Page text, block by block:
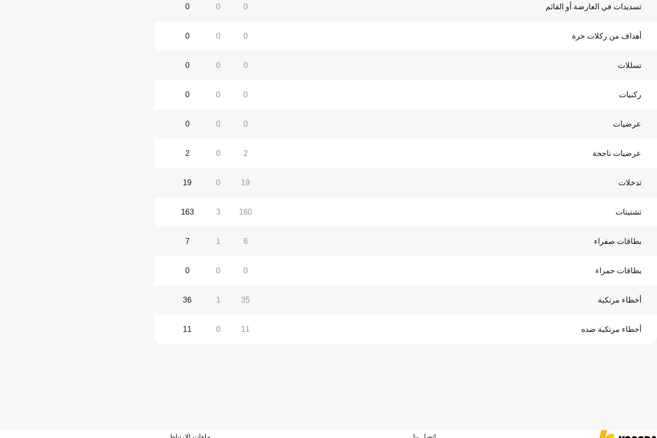
تسديدات في العارضة أو القائم 0
0
0
أهداف من ركلات حرة 0
0
0
تسللات 0
0
0
ركنيات 0
0
0
عرضيات 0
0
0
عرضيات ناجحة 2
0
2
تدخلات 19
0
19
تشتيتات 160
3
163
بطاقات صفراء 6
1
7
بطاقات حمراء 0
0
0
أخطاء مرتكبة 35
1
36
أخطاء مرتكبة ضده 11
0
11
اتصل بنا ملفات الارتباط